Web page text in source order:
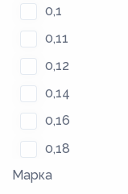
0,1
0,11
0,12
0,14
0,16
0,18
0,2
Марка